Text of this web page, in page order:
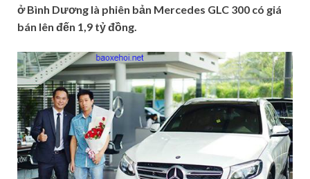
ở Bình Dương là phiên bản Mercedes GLC 300 có giá
bán lên đến 1,9 tỷ đồng.